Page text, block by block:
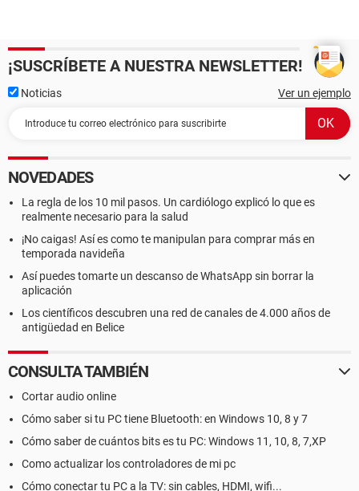
¡SUSCRÍBETE A NUESTRA NEWSLETTER!
Noticias Ver un ejemplo
NOVEDADES
La regla de los 10 mil pasos. Un cardiólogo explicó lo que es
realmente necesario para la salud
¡No caigas! Así es como te manipulan para comprar más en
temporada navideña
Así puedes tomarte un descanso de WhatsApp sin borrar la
aplicación
Los científicos descubren una red de canales de 4.000 años de
antigüedad en Belice
CONSULTA TAMBIÉN
Cortar audio online
Cómo saber si tu PC tiene Bluetooth: en Windows 10, 8 y 7
Cómo saber de cuántos bits es tu PC: Windows 11, 10, 8, 7,XP
Como actualizar los controladores de mi pc
Cómo conectar tu PC a la TV: sin cables, HDMI, wifi...